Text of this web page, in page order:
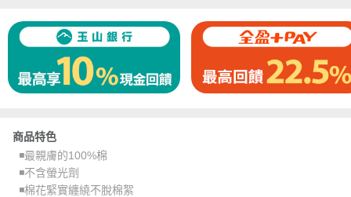
商品特色
◾️最親膚的100%棉
◾️不含螢光劑
◾️棉花緊實纏繞不脫棉絮